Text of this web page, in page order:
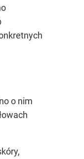
o nim